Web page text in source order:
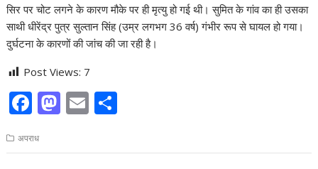
सिर पर चोट लगने के कारण मौके पर ही मृत्यु हो गई थी। सुमित के गांव का ही उसका
साथी धीरेंद्र पुत्र सुल्तान सिंह (उम्र लगभग 36 वर्ष) गंभीर रूप से घायल हो गया।
दुर्घटना के कारणों की जांच की जा रही है।
Post Views: 7
F
e
M
to
E
ai ar
अपराध